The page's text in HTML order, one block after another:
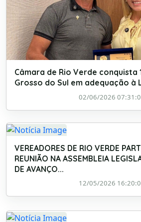
Câmara de Rio Verde conquista
Grosso do Sul em adequação à
02/06/2026
VEREADORES DE RIO VERDE
REUNIÃO NA ASSEMBLEIA
DE AVANÇO...
12/05/2026